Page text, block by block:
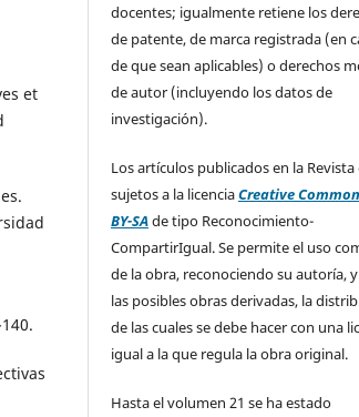
et
docentes; igualmente retiene los
de patente, de marca registrada (en
de que sean aplicables) o derechos
de autor (incluyendo los datos de
investigación).
Los artículos publicados en la Revista
sujetos a la licenciaCreative
BY-SAde tipo Reconocimiento-
CompartirIgual. Se permite el uso
de la obra, reconociendo su autoría,
las posibles obras derivadas, la
de las cuales se debe hacer con una
igual a la que regula la obra original.
Hasta el volumen 21 se ha estado